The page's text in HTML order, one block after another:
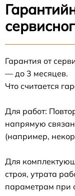
Гарантия от
— до 3 месяцев.
Что считается
Для работ:
напрямую
(например,
Для
строя, утрата
параметрам при